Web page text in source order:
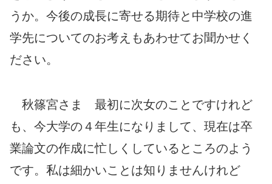
うか。今後の成長に寄せる期待と中学校の進
学先についてのお考えもあわせてお聞かせく
ださい。
秋篠宮さま 最初に次女のことですけれど
も、今大学の４年生になりまして、現在は卒
業論文の作成に忙しくしているところのよう
です。私は細かいことは知りませんけれど